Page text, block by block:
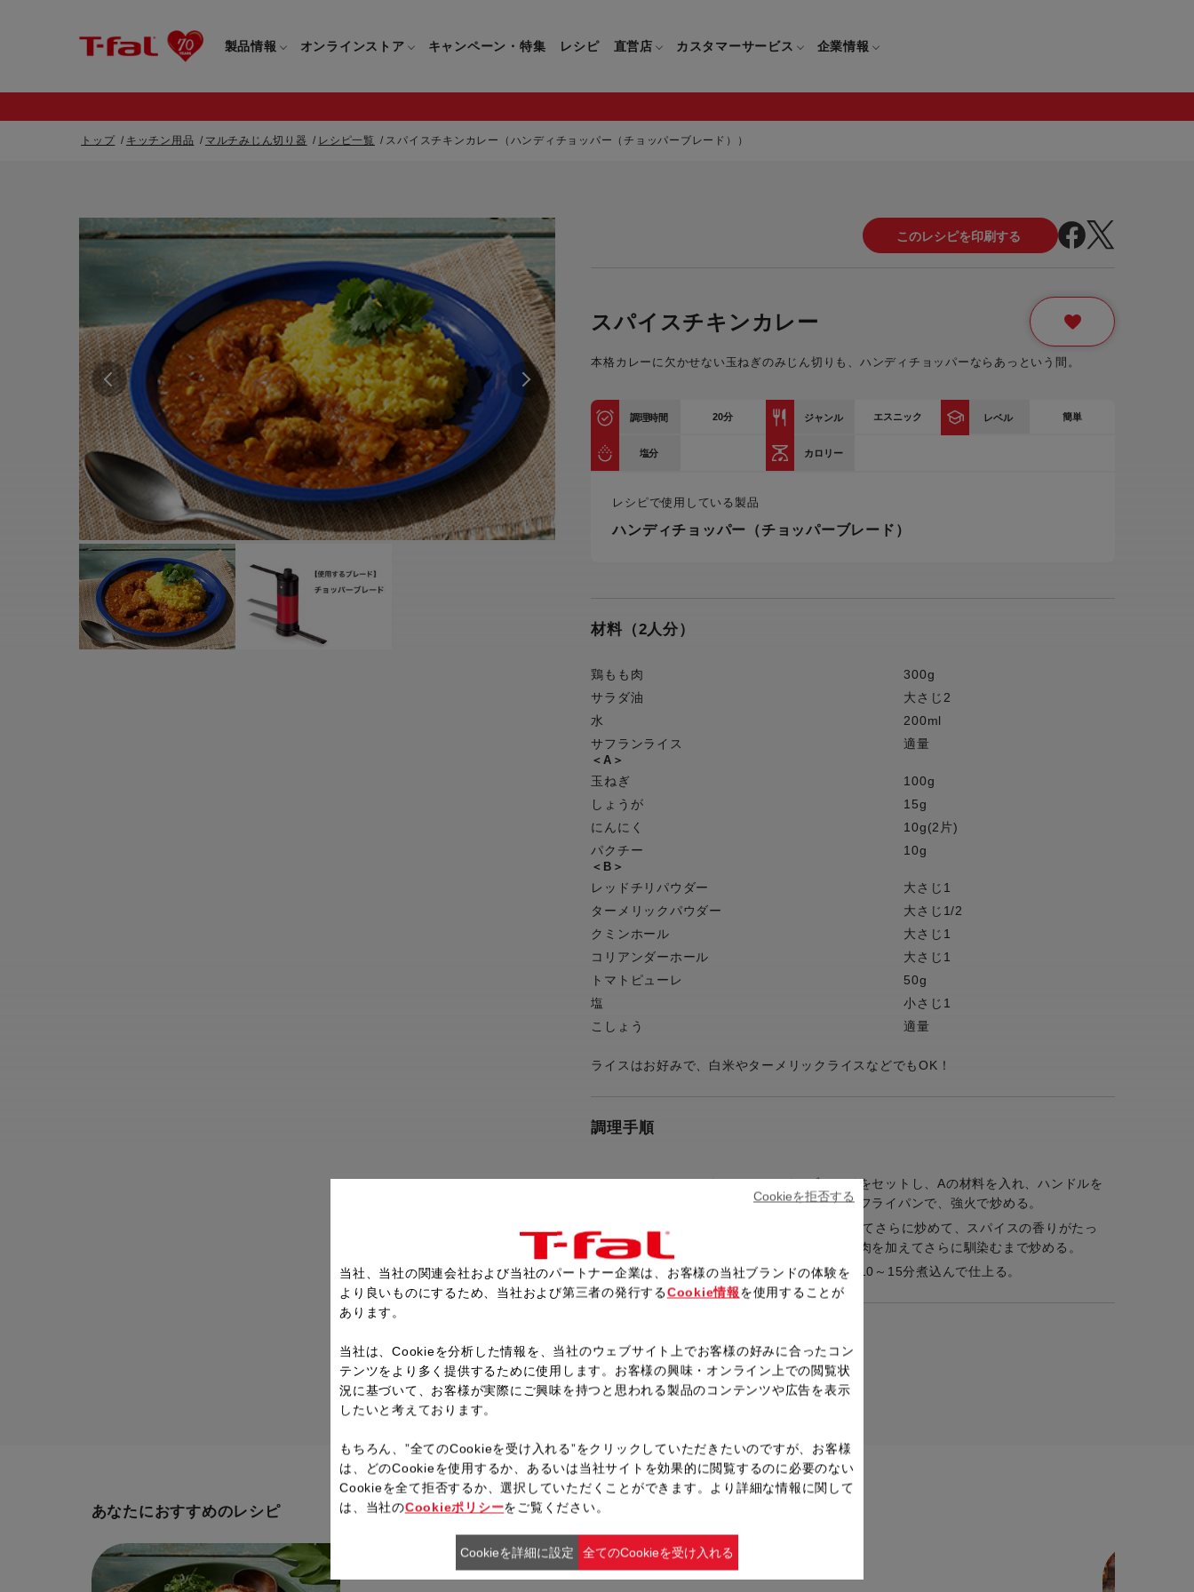
製品情報
すべてのフライパン・鍋
取っ手つきフライパン・鍋
取っ手のとれるフライパン・鍋
電気ケトル
すべての電気ケトル
圧力鍋・電気圧力鍋
すべての圧力鍋・電気圧力鍋
圧力鍋
電気圧力鍋
すべてのキッチン用品
キッチンナイフ(包丁)
マルチみじん切り器
保存容器
ドリンクウェア
キッチンツール
カトラリー
炊飯器
すべての炊飯器
すべてのアイロン・衣類スチーマー
衣類スチーマー専用タイプ(1way)
スチームアイロン
ハンドブレンダー
フードプロセッサー
トースター
電気圧力鍋
生活家電
オンラインストア
すべてのフライパン・鍋一覧
取っ手つきフライパン・鍋一覧
取っ手のとれるフライパン・鍋一覧
電気ケトル一覧
すべての電気ケトル一覧
圧力鍋・電気圧力鍋一覧
すべての圧力鍋・電気圧力鍋一覧
圧力鍋一覧
電気圧力鍋一覧
すべてのキッチン用品一覧
キッチンナイフ(包丁)一覧
マルチみじん切り器一覧
保存容器一覧
ドリンクウェア一覧
キッチンツール一覧
カトラリー一覧
炊飯器一覧
すべての炊飯器一覧
すべてのアイロン・衣類スチーマー
衣類スチーマーアイロン兼用タイプ
衣類スチーマー専用タイプ(1way)一
ハンドブレンダー一覧
フードプロセッサー一覧
トースター一覧
電気圧力鍋一覧
生活家電一覧
ギフト・プレゼント特集
キャンペーン・特集 レシピ 直営店 カスタマーサービス
重要なお知らせ 製品についてのよくあるご質問
ご購入についてのよくあるご質問
ティファール会員に関するよくある
ご質問
保証について
企業情報
ティファールの歴史
CM・ブランド動画
グループセブジャパン
カスタマーハラスメント
について
採用情報
トップ キッチン用品 マルチみじん切り器 レシピ一覧 スパイスチキンカレー（ハンディチョッパー（チョッパーブレード））
スパイスチキンカレー
本格カレーに欠かせない玉ねぎのみじん切りも、ハンディチョッパーならあっという間。
調理時間 20分 ジャンル エスニック レベル 簡単
塩分 カロリー
レシピで使用している製品
ハンディチョッパー（チョッパーブレード）
材料（2人分）
鶏もも肉
300g
サラダ油
大さじ2
水
200ml
サフランライス
適量
＜A＞
玉ねぎ
100g
しょうが
15g
にんにく
10g(2片)
パクチー
10g
＜B＞
レッドチリパウダー
大さじ1
ターメリックパウダー
大さじ1/2
クミンホール
大さじ1
コリアンダーホール
大さじ1
トマトピューレ
50g
塩
小さじ1
こしょう
適量
ライスはお好みで、白米やターメリックライスなどでもOK！
調理手順
ハンディチョッパーにチョッパーブレードをセットし、Aの材料を入れ、ハンドルを
引いてみじん切りにし、サラダ油を熱したフライパンで、強火で炒める。
手順1がアメ色になったところに、Bを加えてさらに炒めて、スパイスの香りがたっ
て、全体が良く馴染んだところに、鶏もも肉を加えてさらに馴染むまで炒める。
水を加えて、よく混ぜ合わせながら弱火で10～15分煮込んで仕上る。
レシピ一覧へ戻る
あなたにおすすめのレシピ
当社、当社の関連会社および当社のパートナー企業は、お客様の当社ブランドの体験を
より良いものにするため、当社および第三者の発行するCookie情報 を使用することが
あります。
当社は、Cookieを分析した情報を、当社のウェブサイト上でお客様の好みに合ったコン
テンツをより多く提供するために使用します。お客様の興味・オンライン上での閲覧状
況に基づいて、お客様が実際にご興味を持つと思われる製品のコンテンツや広告を表示
したいと考えております。
もちろん、”全てのCookieを受け入れる”をクリックしていただきたいのですが、お客様
は、どのCookieを使用するか、あるいは当社サイトを効果的に閲覧するのに必要のない
Cookieを全て拒否するか、選択していただくことができます。より詳細な情報に関して
は、当社のCookieポリシーをご覧ください。
Cookieを拒否する
Cookieを詳細に設定 全てのCookieを受け入れる